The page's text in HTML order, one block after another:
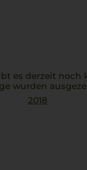
es derzeit noch
wurden
2018